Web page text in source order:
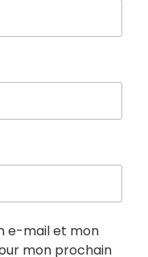
e-mail et mon
mon prochain